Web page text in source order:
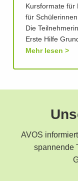
Kursformate für
für
Die
Erste Hilfe
Mehr lesen
AVOS
spannende